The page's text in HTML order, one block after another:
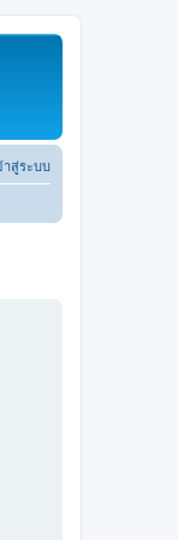
าสู่ระบบ